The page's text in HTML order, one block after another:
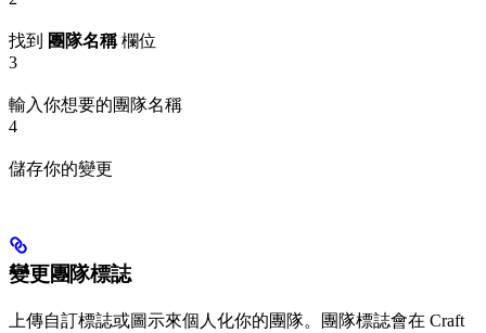
找到 團隊名稱欄位
3
輸入你想要的團隊名稱
4
儲存你的變更
變更團隊標誌
上傳自訂標誌或圖示來個人化你的團隊。團隊標誌會在 Craft